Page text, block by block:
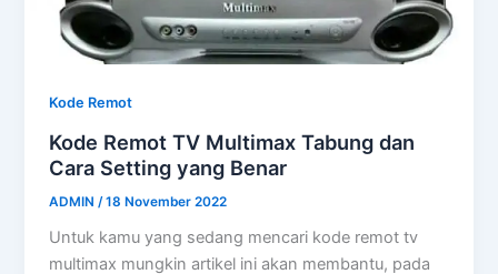
Kode Remot
Kode Remot TV Multimax Tabung dan
Cara Setting yang Benar
ADMIN /18 November 2022
Untuk kamu yang sedang mencari kode remot tv
multimax mungkin artikel ini akan membantu, pada